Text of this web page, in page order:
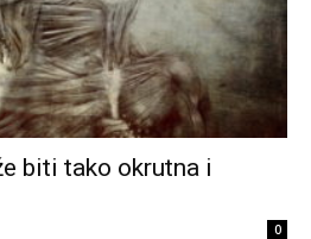
biti tako okrutna i
0